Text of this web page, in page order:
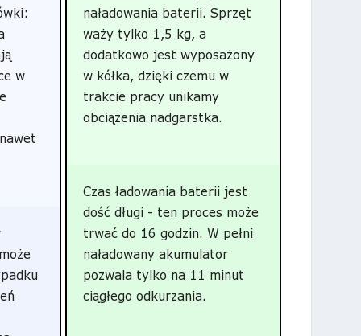
w
naładowania baterii. Sprzęt
waży tylko 1,5 kg, a
dodatkowo jest wyposażony
w kółka, dzięki czemu w
trakcie pracy unikamy
obciążenia nadgarstka.
Czas ładowania baterii jest
dość długi - ten proces może
trwać do 16 godzin. W pełni
naładowany akumulator
pozwala tylko na 11 minut
ciągłego odkurzania.